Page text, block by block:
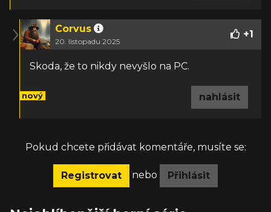
Corvus
20. listopadu 2025
+1
Skoda, že to nikdy nevyšlo na PC.
nový nahlásit
Pokud chcete přidávat komentáře, musíte se:
Registrovat nebo Přihlásit